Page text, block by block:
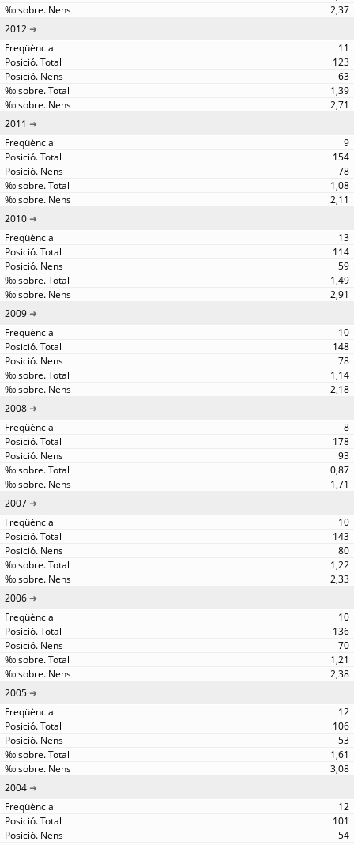
2,37
2012
11
123
63
1,39
2,71
2011
9
154
78
1,08
2,11
2010
13
114
59
1,49
2,91
2009
10
148
78
1,14
2,18
2008
8
178
93
0,87
1,71
2007
10
143
80
1,22
2,33
2006
10
136
70
1,21
2,38
2005
12
106
53
1,61
3,08
2004
12
101
54